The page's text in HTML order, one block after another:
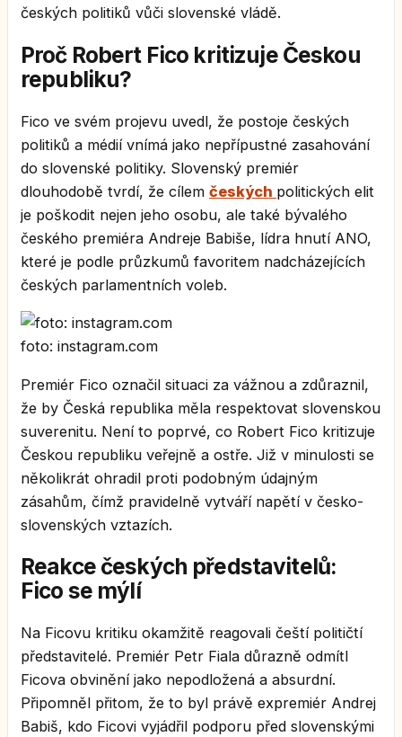
českých politiků vůči slovenské vládě.
Proč Robert Fico kritizuje Českou
republiku?
Fico ve svém projevu uvedl, že postoje českých
politiků a médií vnímá jako nepřípustné zasahování
do slovenské politiky. Slovenský premiér
dlouhodobě tvrdí, že cílem českých politických elit
je poškodit nejen jeho osobu, ale také bývalého
českého premiéra Andreje Babiše, lídra hnutí ANO,
které je podle průzkumů favoritem nadcházejících
českých parlamentních voleb.
foto: instagram.com
Premiér Fico označil situaci za vážnou a zdůraznil,
že by Česká republika měla respektovat slovenskou
suverenitu. Není to poprvé, co Robert Fico kritizuje
Českou republiku veřejně a ostře. Již v minulosti se
několikrát ohradil proti podobným údajným
zásahům, čímž pravidelně vytváří napětí v česko-
slovenských vztazích.
Reakce českých představitelů:
Fico se mýlí
Na Ficovu kritiku okamžitě reagovali čeští političtí
představitelé. Premiér Petr Fiala důrazně odmítl
Ficova obvinění jako nepodložená a absurdní.
Připomněl přitom, že to byl právě expremiér Andrej
Babiš, kdo Ficovi vyjádřil podporu před slovenskými